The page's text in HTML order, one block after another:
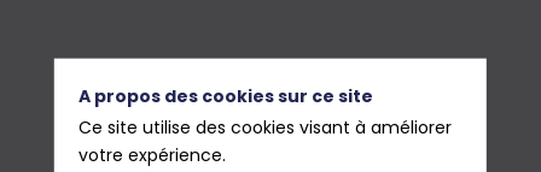
A propos des cookies sur ce site
Ce site utilise des cookies visant à améliorer
votre expérience.